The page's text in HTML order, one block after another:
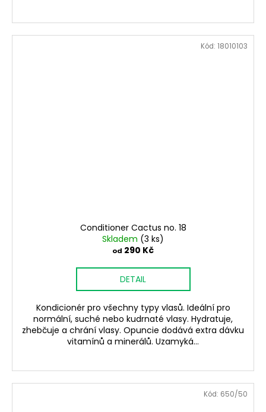
Conditioner Cactus no. 18
Skladem (3 ks)
od 290 Kč
DETAIL
Kondicionér pro všechny typy vlasů. Ideální pro
normální, suché nebo kudrnaté vlasy. Hydratuje,
zhebčuje a chrání vlasy. Opuncie dodává extra dávku
vitamínů a minerálů. Uzamyká...
Kód: 18010103
Kód: 650/50